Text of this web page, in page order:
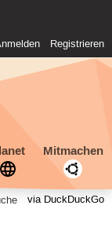
Registrieren
Mitmachen
via DuckDuckGo